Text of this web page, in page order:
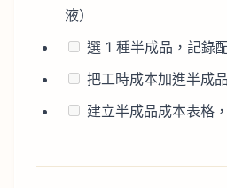
液）
選 1 種半成品，記錄
把工時成本加進半成
建立半成品成本表格